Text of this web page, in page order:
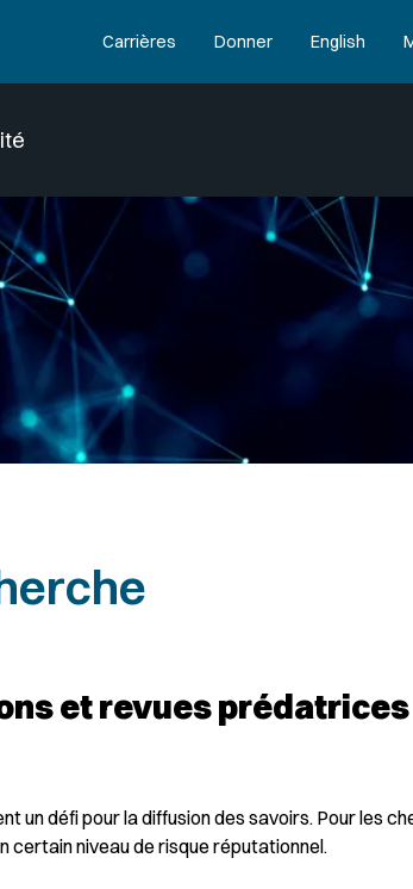
Carrières Donner English
et revues prédatrices
un défi pour la diffusion des savoirs. Pour les
certain niveau de risque réputationnel.